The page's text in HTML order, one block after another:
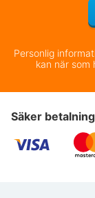
Personlig
kan när
Säker betalning